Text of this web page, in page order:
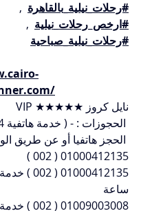
#رحلات_نيلية_بالقاهرة ,
#ارخص_رحلات_نيلية ,
#رحلات_نيلية_صباحية
نايل كروز ★★★★★ VIP
الحجوزات : - ( خدمة هاتفية 24 ساعة )
الحجز هاتفيا أو عن طريق
01000412135 ( 002 )
ساعة